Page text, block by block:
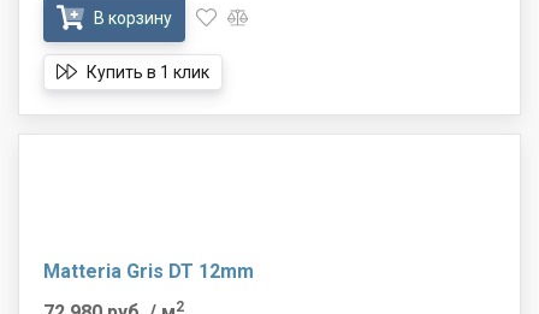
В корзину
Купить в 1 клик
Matteria Gris DT 12mm
2